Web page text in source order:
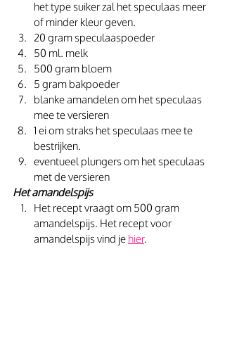
het type suiker zal het speculaas meer
of minder kleur geven.
20 gram speculaaspoeder
50 ml. melk
500 gram bloem
5 gram bakpoeder
blanke amandelen om het speculaas
mee te versieren
1 ei om straks het speculaas mee te
bestrijken.
eventueel plungers om het speculaas
met de versieren
Het amandelspijs
Het recept vraagt om 500 gram
amandelspijs. Het recept voor
amandelspijs vind je hier.